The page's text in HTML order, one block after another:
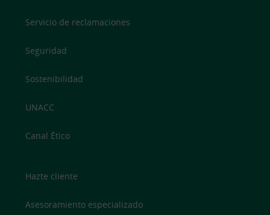
Servicio de reclamaciones
Seguridad
Sostenibilidad
UNACC
Canal Ético
Hazte cliente
Asesoramiento especializado